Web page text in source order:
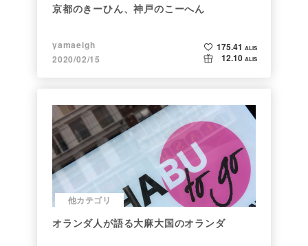
京都のきーひん、神戸のこーへん
yamaeigh
2020/02/15
175.41 ALIS
12.10 ALIS
他カテゴリ
オランダ人が語る大麻大国のオランダ